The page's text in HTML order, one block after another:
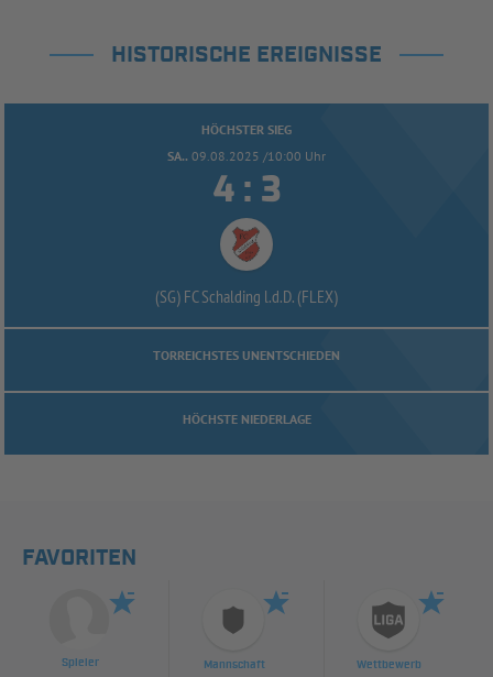
HISTORISCHE EREIGNISSE
HÖCHSTER SIEG
SA.. 09.08.2025 /10:00 Uhr
 : 
(SG) FC Schalding l.d.D. (FLEX)
TORREICHSTES UNENTSCHIEDEN
HÖCHSTE NIEDERLAGE
FAVORITEN
Spieler Mannschaft Wettbewerb